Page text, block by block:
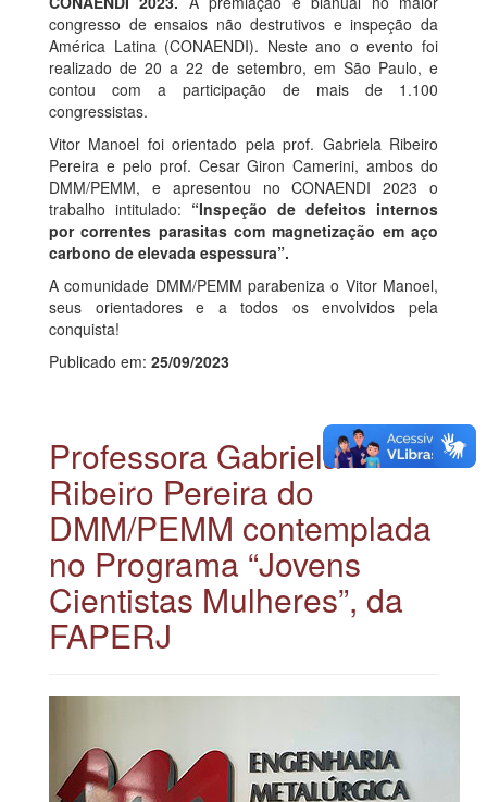
congresso de ensaios não destrutivos e inspeção da
América Latina (CONAENDI). Neste ano o evento foi
realizado de 20 a 22 de setembro, em São Paulo, e
contou com a participação de mais de 1.100
congressistas.
Vitor Manoel foi orientado pela prof. Gabriela Ribeiro
Pereira e pelo prof. Cesar Giron Camerini, ambos do
DMM/PEMM, e apresentou no CONAENDI 2023 o
trabalho intitulado: “Inspeção de defeitos internos
por correntes parasitas com magnetização em aço
carbono de elevada espessura”.
A comunidade DMM/PEMM parabeniza o Vitor Manoel,
seus orientadores e a todos os envolvidos pela
conquista!
Publicado em: 25/09/2023
Professora Gabriela
Ribeiro Pereira do
DMM/PEMM contemplada
no Programa “Jovens
Cientistas Mulheres”, da
FAPERJ